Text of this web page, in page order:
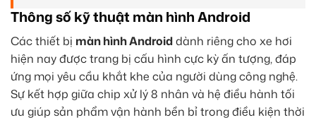
Thông số kỹ thuật màn hình Android
Các thiết bị màn hình Androiddành riêng cho xe hơi
hiện nay được trang bị cấu hình cực kỳ ấn tượng, đáp
ứng mọi yêu cầu khắt khe của người dùng công nghệ.
Sự kết hợp giữa chip xử lý 8 nhân và hệ điều hành tối
ưu giúp sản phẩm vận hành bền bỉ trong điều kiện thời